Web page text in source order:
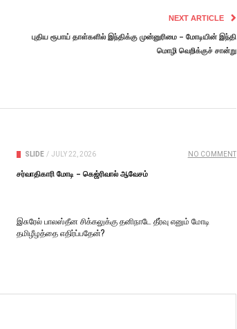
NEXT ARTICLE
புதிய ரூபாய் தாள்களில் இந்திக்கு முன்னுரிமை – மோடியின் இந்தி
மொழி வெறிக்குச் சான்று
SLIDE / JULY 22, 2026 NO COMMENT
சர்வாதிகாரி மோடி – கெஜ்ரிவால் ஆவேசம்
இசுரேல் பாலஸ்தீன சிக்கலுக்கு தனிநாடே தீர்வு எனும் மோடி
தமிழீழத்தை எதிர்ப்பதேன்?